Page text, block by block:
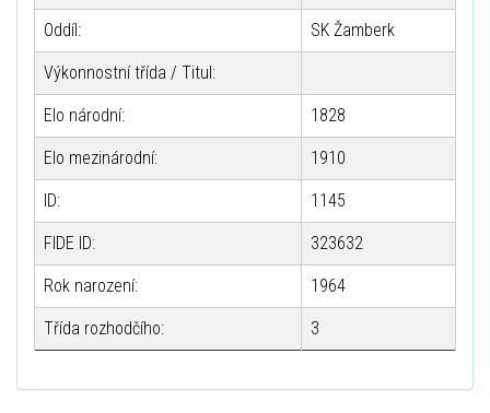
Oddíl: SK Žamberk
Výkonnostní třída / Titul:
Elo národní: 1828
Elo mezinárodní: 1910
ID: 1145
FIDE ID: 323632
Rok narození: 1964
Třída rozhodčího: 3